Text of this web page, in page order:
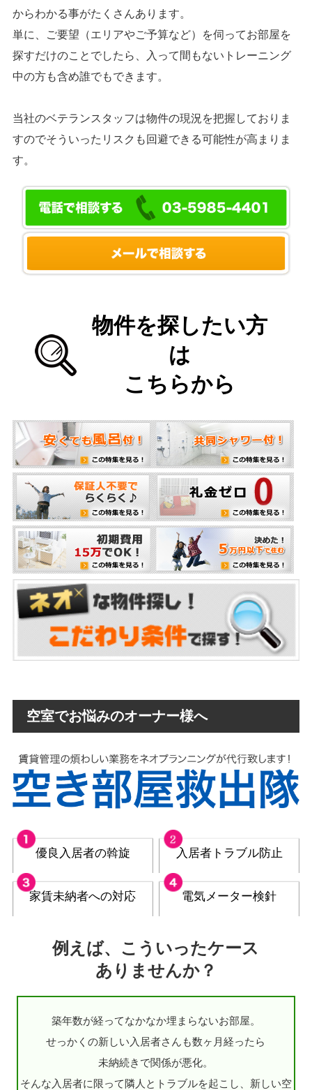
からわかる事がたくさんあります。
単に、ご要望（エリアやご予算など）を伺ってお部屋を
探すだけのことでしたら、入って間もないトレーニング
中の方も含め誰でもできます。
当社のベテランスタッフは物件の現況を把握しておりま
すのでそういったリスクも回避できる可能性が高まりま
す。
物件を探したい方
は
こちらから
空室でお悩みのオーナー様へ
優良入居者の斡旋 入居者トラブル防止
家賃未納者への対応 電気メーター検針
例えば、こういったケース
ありませんか？
築年数が経ってなかなか埋まらないお部屋。
せっかくの新しい入居者さんも数ヶ月経ったら
未納続きで関係が悪化。
そんな入居者に限って隣人とトラブルを起こし、新しい空